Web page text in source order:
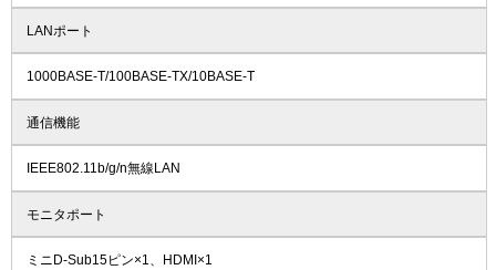
LANポート
1000BASE-T/100BASE-TX/10BASE-T
通信機能
IEEE802.11b/g/n無線LAN
モニタポート
ミニD-Sub15ピン×1、HDMI×1